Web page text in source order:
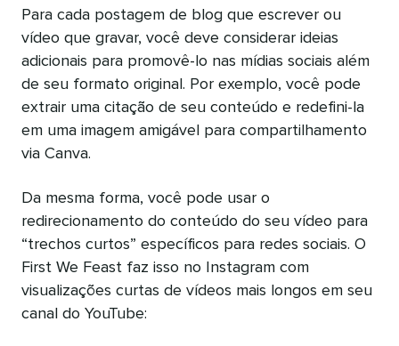
Para cada postagem de blog que escrever ou
vídeo que gravar, você deve considerar ideias
adicionais para promovê-lo nas mídias sociais além
de seu formato original. Por exemplo, você pode
extrair uma citação de seu conteúdo e redefini-la
em uma imagem amigável para compartilhamento
via Canva.
Da mesma forma, você pode usar o
redirecionamento do conteúdo do seu vídeo para
“trechos curtos” específicos para redes sociais. O
First We Feast faz isso no Instagram com
visualizações curtas de vídeos mais longos em seu
canal do YouTube: